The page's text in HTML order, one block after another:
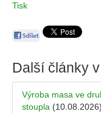
Tisk
Další články
Výroba masa ve
stoupla (10.08.2026)